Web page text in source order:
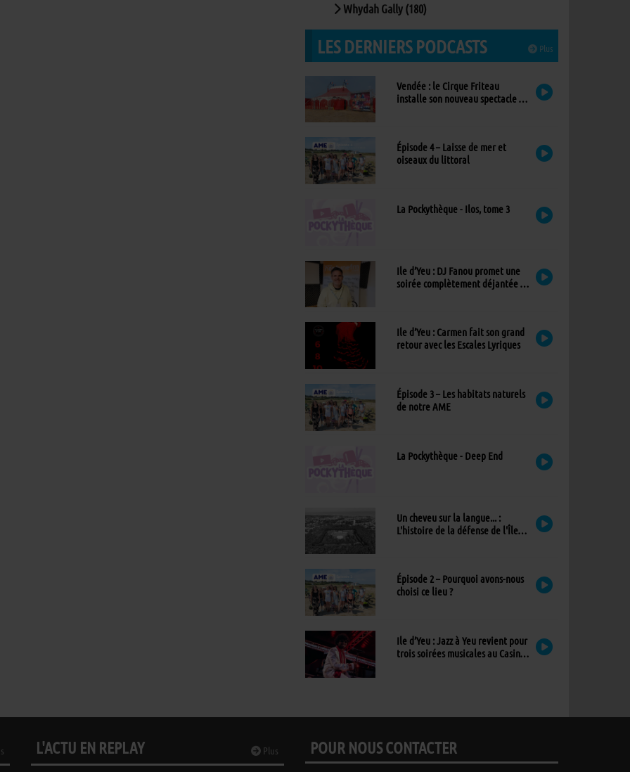
Whydah Gally (180)
Plus
LES DERNIERS PODCASTS
Vendée : le Cirque Friteau
installe son nouveau spectacle à
Épisode 4 – Laisse de mer et
oiseaux du littoral
La Pockythèque - Ilos, tome 3
Ile d’Yeu : DJ Fanou promet une
soirée complètement déjantée à
Ile d’Yeu : Carmen fait son grand
retour avec les Escales Lyriques
Épisode 3 – Les habitats naturels
de notre AME
La Pockythèque - Deep End
Un cheveu sur la langue... :
L'histoire de la défense de l'Île
Épisode 2 – Pourquoi avons-nous
choisi ce lieu ?
Ile d’Yeu : Jazz à Yeu revient pour
trois soirées musicales au Casino,
Plus
L'ACTU EN REPLAY POUR NOUS CONTACTER